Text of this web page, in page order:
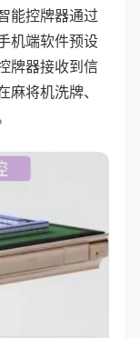
能控牌器通过
机端软件预设
牌器接收到信
将机洗牌、